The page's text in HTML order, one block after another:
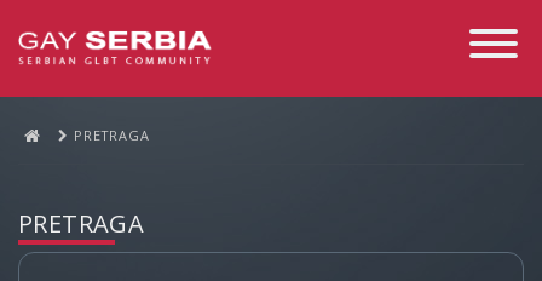
Toggle
PRETRAGA
PRETRAGA